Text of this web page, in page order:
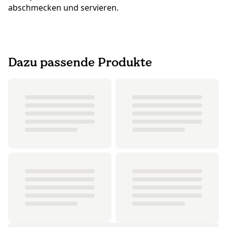
abschmecken und servieren.
Dazu passende Produkte